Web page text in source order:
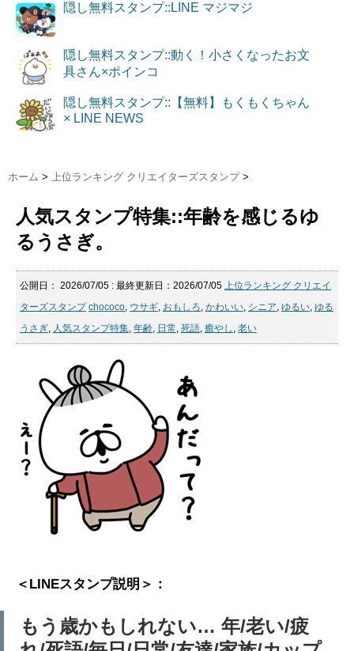
隠し無料スタンプ::LINE マジマジ
隠し無料スタンプ::動く！小さくなったお文
具さん×ポインコ
隠し無料スタンプ::【無料】もくもくちゃん
× LINE NEWS
ホーム > 上位ランキング クリエイターズスタンプ >
人気スタンプ特集::年齢を感じるゆ
るうさぎ。
公開日： 2026/07/05 : 最終更新日：2026/07/05 上位ランキング クリエイ
ターズスタンプ chococo, ウサギ, おもしろ, かわいい, シニア, ゆるい, ゆる
うさぎ, 人気スタンプ特集, 年齢, 日常, 死語, 癒やし , 老い
＜LINEスタンプ説明＞：
もう歳かもしれない… 年/老い/疲